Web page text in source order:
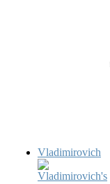
Vladimirovich